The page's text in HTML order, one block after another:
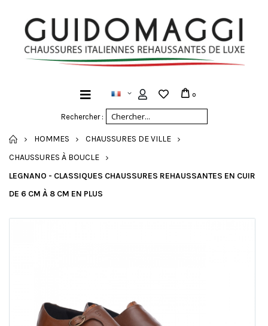
Rechercher :
0
ACCUEIL
HOMMES
CHAUSSURES DE VILLE
CHAUSSURES À BOUCLE
LEGNANO - CLASSIQUES CHAUSSURES REHAUSSANTES EN CUIR
DE 6 CM À 8 CM EN PLUS